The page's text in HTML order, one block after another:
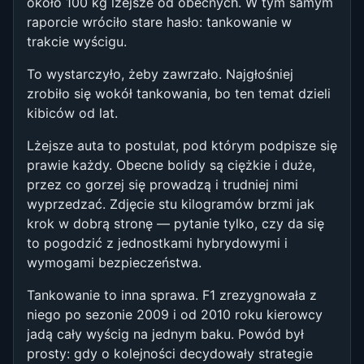
raporcie wróciło stare hasło: tankowanie w
trakcie wyścigu.
To wystarczyło, żeby zawrzało. Najgłośniej
zrobiło się wokół tankowania, bo ten temat dzieli
kibiców od lat.
Lżejsze auta to postulat, pod którym podpisze się
prawie każdy. Obecne bolidy są ciężkie i duże,
przez co gorzej się prowadzą i trudniej nimi
wyprzedzać. Zdjęcie stu kilogramów brzmi jak
krok w dobrą stronę — pytanie tylko, czy da się
to pogodzić z jednostkami hybrydowymi i
wymogami bezpieczeństwa.
Tankowanie to inna sprawa. F1 zrezygnowała z
niego po sezonie 2009 i od 2010 roku kierowcy
jadą cały wyścig na jednym baku. Powód był
prosty: gdy o kolejności decydowały strategie